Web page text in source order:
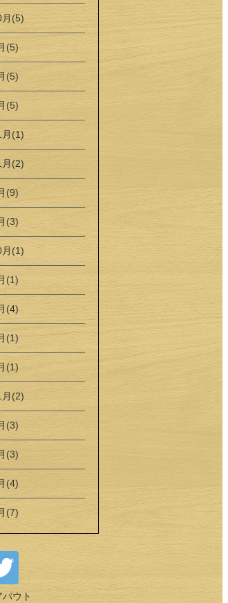
(5)
(5)
(5)
(5)
(1)
(2)
(9)
(3)
(1)
(1)
(4)
(1)
(1)
(2)
(3)
(3)
(4)
(7)
バウト